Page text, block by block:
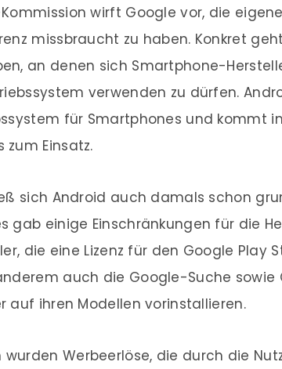
Kommission wirft Google vor, die
missbraucht zu haben. Konkret
an denen sich Smartphone-
verwenden zu dürfen.
für Smartphones und kommt
zum Einsatz.
sich Android auch damals schon
gab einige Einschränkungen für die
die eine Lizenz für den Google Play
auch die Google-Suche
auf ihren Modellen vorinstallieren.
wurden Werbeerlöse, die durch die